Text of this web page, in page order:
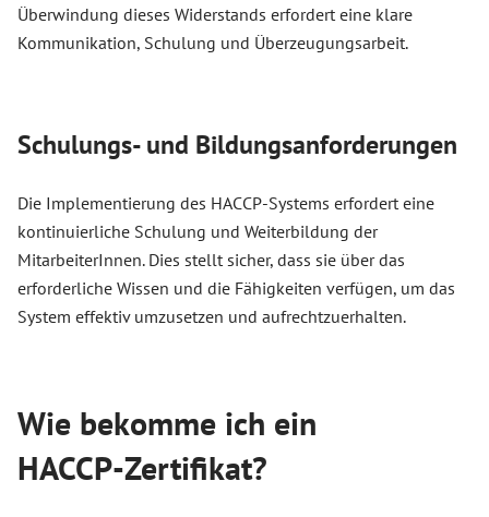
Überwindung dieses Widerstands erfordert eine klare
Kommunikation, Schulung und Überzeugungsarbeit.
Schulungs- und Bildungsanforderungen
Die Implementierung des HACCP-Systems erfordert eine
kontinuierliche Schulung und Weiterbildung der
MitarbeiterInnen. Dies stellt sicher, dass sie über das
erforderliche Wissen und die Fähigkeiten verfügen, um das
System effektiv umzusetzen und aufrechtzuerhalten.
Wie bekomme ich ein
HACCP-Zertifikat?